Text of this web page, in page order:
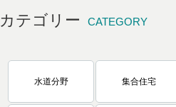
カテゴリー CATEGORY
水道分野 集合住宅